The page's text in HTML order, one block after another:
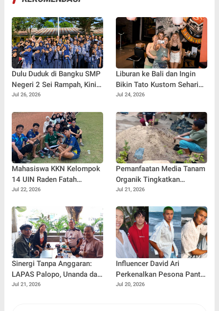
Dulu Duduk di Bangku SMP
Negeri 2 Sei Rampah, Kini
Penulis Mulai Aja Dulu
sebagai Pemateri untuk
Menginspirasi Generasi
Muda
Jul 26, 2026
Liburan ke Bali dan Ingin
Bikin Tato Kustom Sehari
Jadi? Ini Panduannya
Jul 24, 2026
Mahasiswa KKN Kelompok
14 UIN Raden Fatah
Palembang Jalin
Warga Gunung Kemala
Lewat Sparing Sepak Bola
Jul 22, 2026
Pemanfaatan Media Tanam
Organik Tingkatkan
Keterampilan Masyarakat
Hias
Jul 21, 2026
Sinergi Tanpa Anggaran:
LAPAS Palopo, Unanda dan
LSM Wanua Lestari. Inisiasi
Jul 21, 2026
Influencer David Ari
Perkenalkan Pesona Pantai
Nelayan Canggu Lewat
Jul 20, 2026